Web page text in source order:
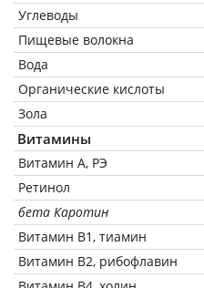
Углеводы
Пищевые волокна
Вода
Органические кислоты
Зола
Витамины
Витамин А, РЭ
Ретинол
бета Каротин
Витамин В1, тиамин
Витамин В2, рибофлавин